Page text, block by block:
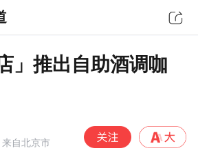
」推出自助酒调咖
来自北京市